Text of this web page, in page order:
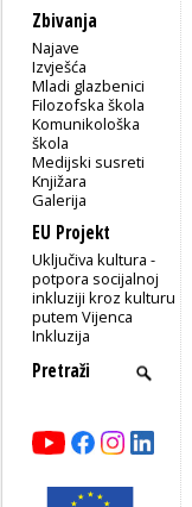
Zbivanja
Najave
Izvješća
Mladi glazbenici
Filozofska škola
Komunikološka
škola
Medijski susreti
Knjižara
Galerija
EU Projekt
Uključiva kultura -
potpora socijalnoj
inkluziji kroz kulturu
putem Vijenca
Inkluzija